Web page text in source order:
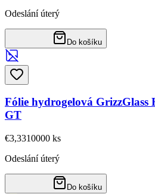
Odeslání úterý
Do košíku
Fólie hydrogelová
GT
€3,3310000 ks
Odeslání úterý
Do košíku